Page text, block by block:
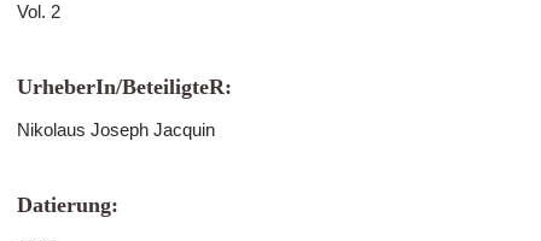
Vol. 2
UrheberIn/BeteiligteR:
Nikolaus Joseph Jacquin
Datierung: